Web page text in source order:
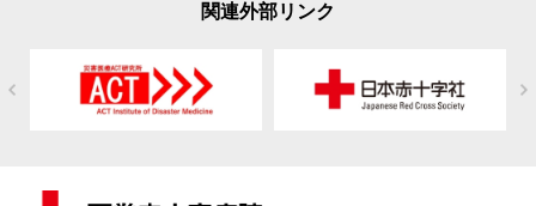
関連外部リンク